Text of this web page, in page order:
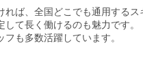
れば、全国どこでも通用するス
て長く働けるのも魅力です。
も多数活躍しています。